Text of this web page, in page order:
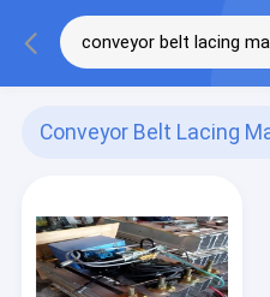
Conveyor Belt Lacing